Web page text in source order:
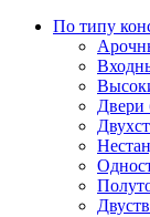
По типу
Двери